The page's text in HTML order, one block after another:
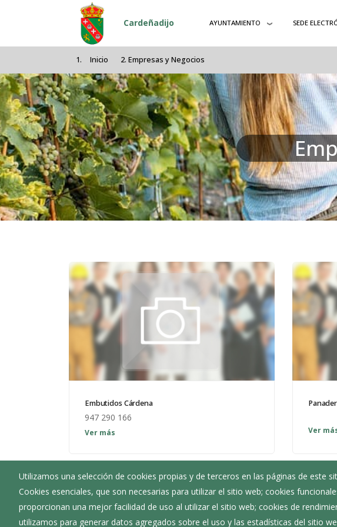
Pasar al contenido principal
Cardeñadijo AYUNTAMIENTO SEDE
Inicio Empresas y Negocios
Embutidos Cárdena
947 290 166
Ver más Ver
Utilizamos una selección de cookies propias y de terceros en las páginas de este
Cookies esenciales, que son necesarias para utilizar el sitio web; cookies
proporcionan una mejor facilidad de uso al utilizar el sitio web; cookies de
utilizamos para generar datos agregados sobre el uso y las estadísticas del sitio
Ayuntamiento de Cardeñadijo
: Plaza Félix Pérez y Pérez 1 - 09194